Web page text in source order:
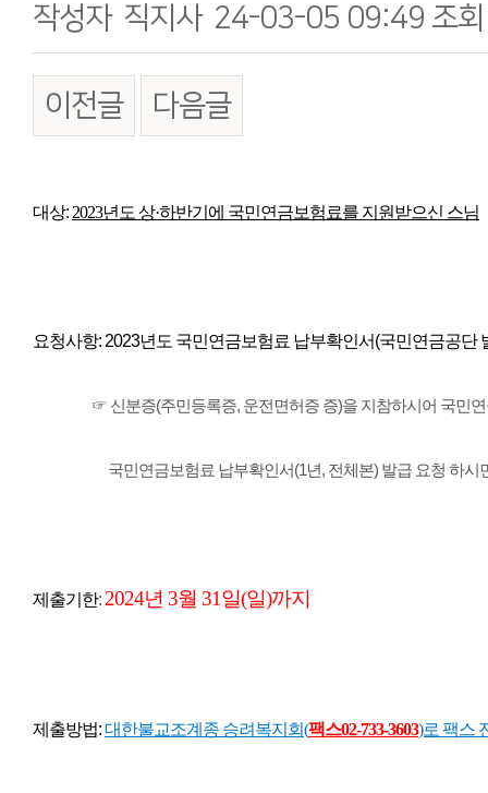
작성자 직지사 24-03-05 09:49 조회
이전글 다음글
대상: 2023년도 상·하반기에 국민연금보험료를 지원받으신 스님
요청사항: 2023년도 국민연금보험료 납부확인서(국민연금공단
☞ 신분증(주민등록증, 운전면허증 증)을 지참하시어 국민연
국민연금보험료 납부확인서(1년, 전체본) 발급 요청 하시
제출기한: 2024년 3월 31일(일)까지
제출방법:대한불교조계종 승려복지회(팩스02-733-3603)로 팩스